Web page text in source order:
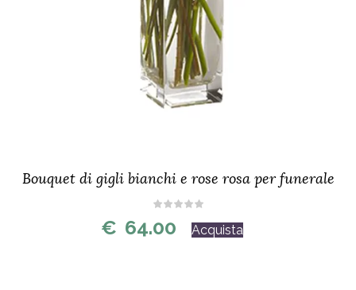
Bouquet di gigli bianchi e rose rosa per funerale
€ 64.00 Acquista